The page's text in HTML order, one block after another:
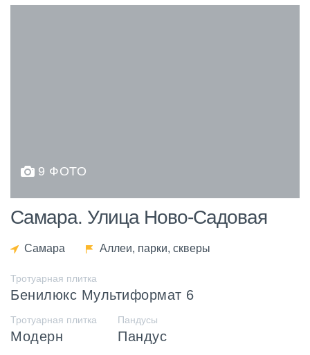
9 ФОТО
Самара. Улица Ново-Садовая
Самара Аллеи, парки, скверы
Тротуарная плитка
Бенилюкс Мультиформат 6
Тротуарная плитка
Модерн
Пандусы
Пандус